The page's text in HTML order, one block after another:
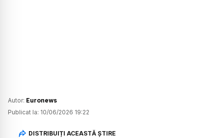
Autor: Euronews
Publicat la: 10/06/2026 19:22
DISTRIBUIȚI ACEASTĂ ȘTIRE